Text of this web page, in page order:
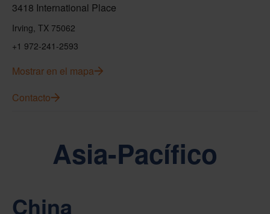
3418 International Place
Irving, TX 75062
+1 972-241-2593
Mostrar en el mapa
Contacto
Asia-Pacífico
China